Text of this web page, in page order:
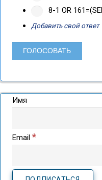
8-1 OR
Добавить свой ответ
Имя
Email *